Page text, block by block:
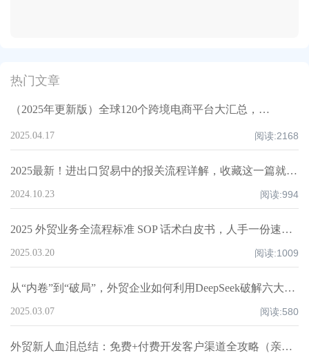
热门文章
（2025年更新版）全球120个跨境电商平台大汇总，附入驻要求、注册门槛和适合品类！
2025.04.17 阅读:2168
2025最新！进出口贸易中的报关流程详解，收藏这一篇就够了！
2024.10.23 阅读:994
2025 外贸业务全流程标准 SOP 话术白皮书，人手一份速领！
2025.03.20 阅读:1009
从“内卷”到“破局”，外贸企业如何利用DeepSeek破解六大核心痛点，重构全球化竞争力？
2025.03.07 阅读:580
外贸新人血泪总结：免费+付费开发客户渠道全攻略（亲测爆单路径）